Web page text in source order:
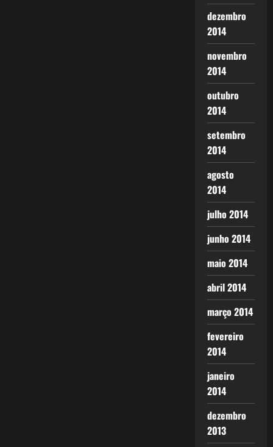
dezembro
2014
novembro
2014
outubro
2014
setembro
2014
agosto
2014
julho 2014
junho 2014
maio 2014
abril 2014
março 2014
fevereiro
2014
janeiro
2014
dezembro
2013